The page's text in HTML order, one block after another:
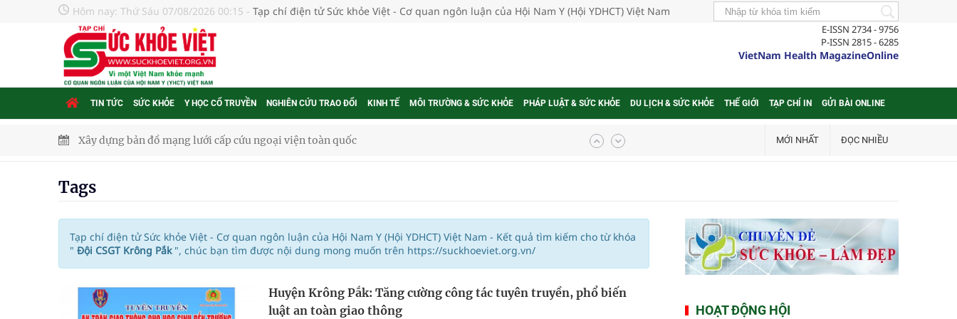
Hôm nay: Thứ Sáu 07/08/2026 00:15 - Tạp chí điện tử Sức khỏe Việt - Cơ quan ngôn luận của Hội Nam Y (Hội YDHCT) Việt Nam
E-ISSN 2734 - 9756
P-ISSN 2815 - 6285
VietNam Health MagazineOnline
TIN TỨC SỨC KHỎE Y HỌC CỔ TRUYỀN NGHIÊN CỨU TRAO ĐỔI KINH TẾ MÔI TRƯỜNG & SỨC KHỎE PHÁP LUẬT & SỨC KHỎE DU LỊCH & SỨC KHỎE THẾ GIỚI TẠP CHÍ IN GỬI BÀI ONLINE
Xây dựng bản đồ mạng lưới cấp cứu ngoại viện toàn quốc
bảo vệ sức khỏe Nhân dân
Không chỉ cắt tóc, Đông Tây Barbershop dành nguồn lực cho môi trường và cộng đồng
Bệnh viện không được thu thêm tiền của người bệnh bảo hiểm y tế nếu không đăng ký khám theo yêu
MỚI NHẤT ĐỌC NHIỀU
Tags
Tạp chí điện tử Sức khỏe Việt - Cơ quan ngôn luận của Hội Nam Y (Hội YDHCT) Việt Nam - Kết quả tìm kiếm cho từ khóa
" Đội CSGT Krông Pắk ", chúc bạn tìm được nội dung mong muốn trên https://suckhoeviet.org.vn/
Huyện Krông Pắk: Tăng cường công tác tuyên truyền, phổ biến
luật an toàn giao thông
HOẠT ĐỘNG HỘI